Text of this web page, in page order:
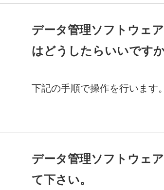
データ管理ソフトウェ
はどうしたらいいです
下記の手順で操作を行います。
データ管理ソフトウェ
て下さい。